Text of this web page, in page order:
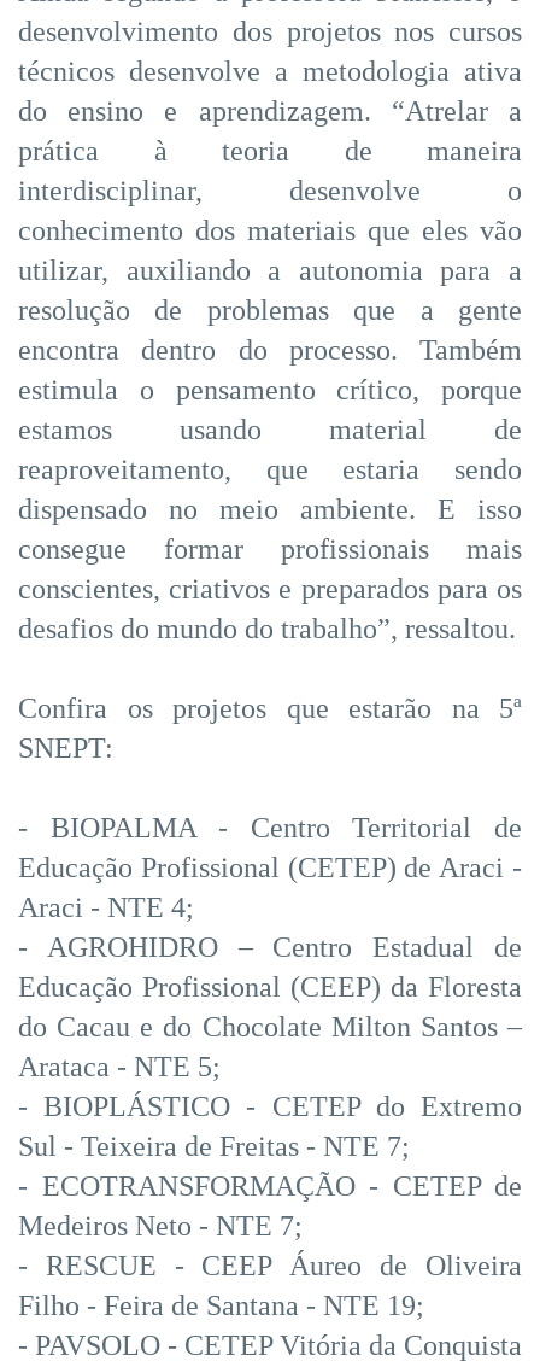
desenvolvimento dos projetos nos cursos
técnicos desenvolve a metodologia ativa
do ensino e aprendizagem. “Atrelar a
prática à teoria de maneira
interdisciplinar, desenvolve o
conhecimento dos materiais que eles vão
utilizar, auxiliando a autonomia para a
resolução de problemas que a gente
encontra dentro do processo. Também
estimula o pensamento crítico, porque
estamos usando material de
reaproveitamento, que estaria sendo
dispensado no meio ambiente. E isso
consegue formar profissionais mais
conscientes, criativos e preparados para os
desafios do mundo do trabalho”, ressaltou.
Confira os projetos que estarão na 5ª
SNEPT:
- BIOPALMA - Centro Territorial de
Educação Profissional (CETEP) de Araci -
Araci - NTE 4;
- AGROHIDRO – Centro Estadual de
Educação Profissional (CEEP) da Floresta
do Cacau e do Chocolate Milton Santos –
Arataca - NTE 5;
- BIOPLÁSTICO - CETEP do Extremo
Sul - Teixeira de Freitas - NTE 7;
- ECOTRANSFORMAÇÃO - CETEP de
Medeiros Neto - NTE 7;
- RESCUE - CEEP Áureo de Oliveira
Filho - Feira de Santana - NTE 19;
- PAVSOLO - CETEP Vitória da Conquista